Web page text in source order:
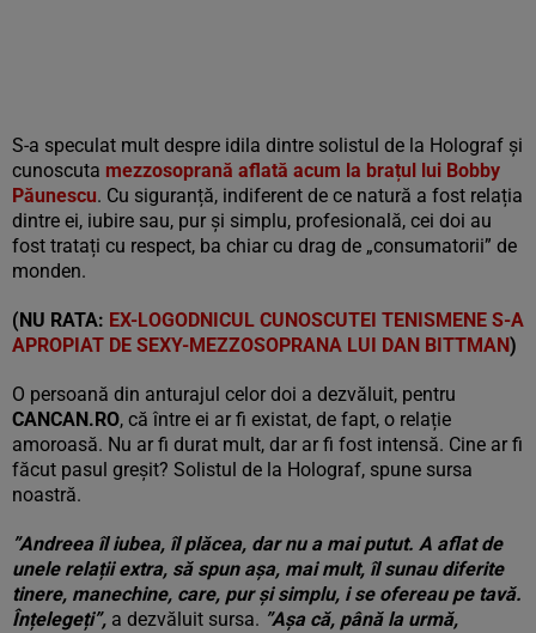
S-a speculat mult despre idila dintre solistul de la Holograf și
cunoscuta mezzosoprană aflată acum la brațul lui Bobby
Păunescu. Cu siguranță, indiferent de ce natură a fost relația
dintre ei, iubire sau, pur și simplu, profesională, cei doi au
fost tratați cu respect, ba chiar cu drag de „consumatorii” de
monden.
(NU RATA: EX-LOGODNICUL CUNOSCUTEI TENISMENE S-A
APROPIAT DE SEXY-MEZZOSOPRANA LUI DAN BITTMAN)
O persoană din anturajul celor doi a dezvăluit, pentru
CANCAN.RO, că între ei ar fi existat, de fapt, o relație
amoroasă. Nu ar fi durat mult, dar ar fi fost intensă. Cine ar fi
făcut pasul greșit? Solistul de la Holograf, spune sursa
noastră.
”Andreea îl iubea, îl plăcea, dar nu a mai putut. A aflat de
unele relații extra, să spun așa, mai mult, îl sunau diferite
tinere, manechine, care, pur și simplu, i se ofereau pe tavă.
Înțelegeți”, a dezvăluit sursa. ”Așa că, până la urmă,